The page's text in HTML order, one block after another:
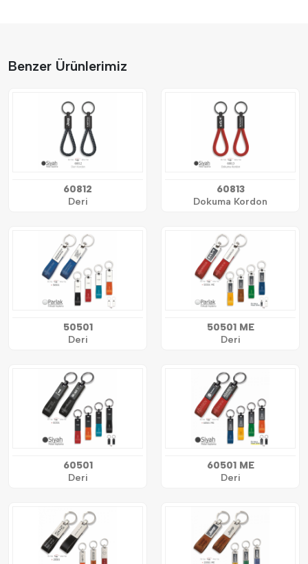
Benzer Ürünlerimiz
60812
Deri
60813
Dokuma Kordon
50501
Deri
50501 ME
Deri
60501
Deri
60501 ME
Deri